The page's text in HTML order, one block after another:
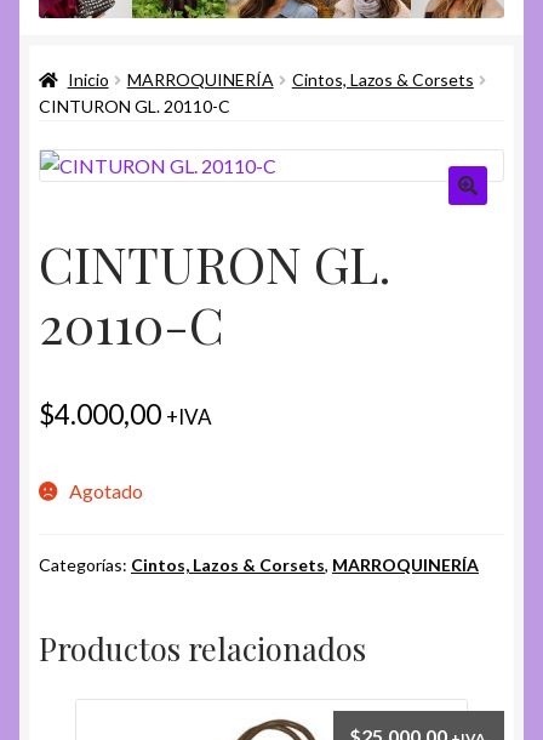
menú
menú
Ayuda
menú
hijo
Inicio MARROQUINERÍA
Cintos, Lazos & Corsets
CINTURON GL. 20110-C
CINTURON GL.
20110-C
$4.000,00 +IVA
Agotado
Categorías: Cintos, Lazos & Corsets, MARROQUINERÍA
Productos relacionados